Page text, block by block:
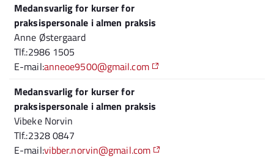
Medansvarlig for kurser for
praksispersonale i almen praksis
Anne Østergaard
Tlf.:2986 1505
E-mail:anneoe9500@gmail.com
Medansvarlig for kurser for
praksispersonale i almen praksis
Vibeke Norvin
Tlf.:2328 0847
E-mail:vibber.norvin@gmail.com